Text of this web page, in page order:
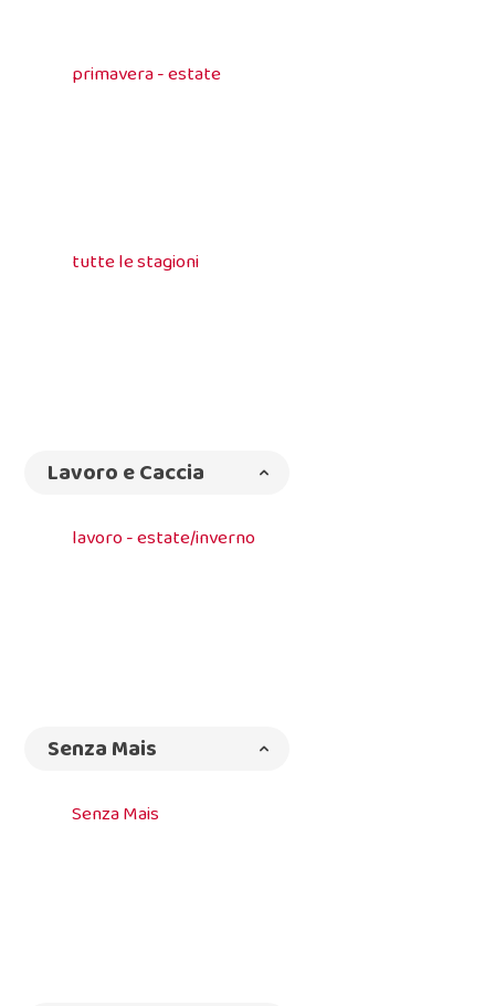
primavera - estate
tutte le stagioni
Lavoro e Caccia
lavoro - estate/inverno
Senza Mais
Senza Mais